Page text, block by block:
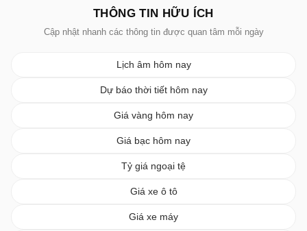
THÔNG TIN HỮU ÍCH
Cập nhật nhanh các thông tin được quan tâm mỗi ngày
Lịch âm hôm nay
Dự báo thời tiết hôm nay
Giá vàng hôm nay
Giá bạc hôm nay
Tỷ giá ngoại tệ
Giá xe ô tô
Giá xe máy